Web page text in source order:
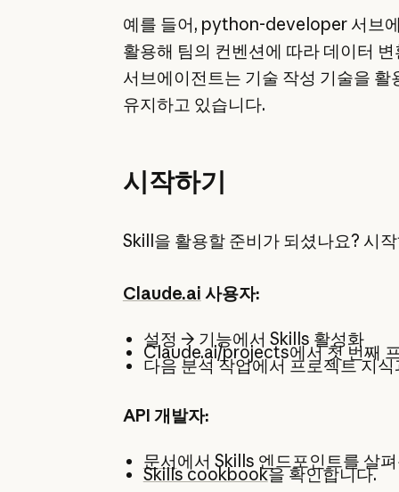
예를 들어, python-developer 서브
활용해 팀의 컨벤션에 따라 데이터
서브에이전트는 기술 작성 기술을
유지하고 있습니다.
시작하기
Skill을 활용할 준비가 되셨나요? 시
Claude.ai 사용자:
설정 → 기능에서 Skills 활성화
Claude.ai/projects에서 첫 번째
다음 분석 작업에서 프로젝트 지
API 개발자:
문서에서 Skills 엔드포인트를 살
Skills cookbook을 확인합니다.